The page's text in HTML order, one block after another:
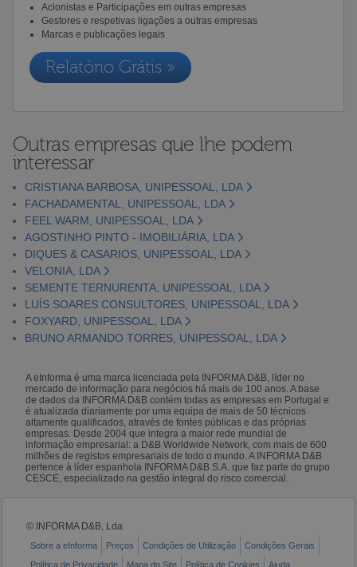
Acionistas e Participações em outras empresas
Gestores e respetivas ligações a outras empresas
Marcas e publicações legais
Relatório Grátis »
Outras empresas que lhe podem
interessar
CRISTIANA BARBOSA, UNIPESSOAL, LDA
FACHADAMENTAL, UNIPESSOAL, LDA
FEEL WARM, UNIPESSOAL, LDA
AGOSTINHO PINTO - IMOBILIÁRIA, LDA
DIQUES & CASARIOS, UNIPESSOAL, LDA
VELONIA, LDA
SEMENTE TERNURENTA, UNIPESSOAL, LDA
LUÍS SOARES CONSULTORES, UNIPESSOAL, LDA
FOXYARD, UNIPESSOAL, LDA
BRUNO ARMANDO TORRES, UNIPESSOAL, LDA
A eInforma é uma marca licenciada pela INFORMA D&B, líder no
mercado de informação para negócios há mais de 100 anos. A base
de dados da INFORMA D&B contém todas as empresas em Portugal e
é atualizada diariamente por uma equipa de mais de 50 técnicos
altamente qualificados, através de fontes públicas e das próprias
empresas. Desde 2004 que integra a maior rede mundial de
informação empresarial: a D&B Worldwide Network, com mais de 600
milhões de registos empresariais de todo o mundo. A INFORMA D&B
pertence à líder espanhola INFORMA D&B S.A. que faz parte do grupo
CESCE, especializado na gestão integral do risco comercial.
© INFORMA D&B, Lda
Sobre a eInforma Preços Condições de Utilização
Condições Gerais
Política de Privacidade
Mapa do Site Política de Cookies Ajuda